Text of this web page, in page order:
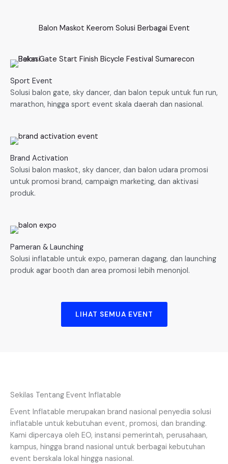
Balon Maskot Keerom Solusi Berbagai Event
Sport Event
Solusi balon gate, sky dancer, dan balon tepuk untuk fun run,
marathon, hingga sport event skala daerah dan nasional.
Brand Activation
Solusi balon maskot, sky dancer, dan balon udara promosi
untuk promosi brand, campaign marketing, dan aktivasi
produk.
Pameran & Launching
Solusi inflatable untuk expo, pameran dagang, dan launching
produk agar booth dan area promosi lebih menonjol.
LIHAT SEMUA EVENT
Sekilas Tentang Event Inflatable
Event Inflatable merupakan brand nasional penyedia solusi
inflatable untuk kebutuhan event, promosi, dan branding.
Kami dipercaya oleh EO, instansi pemerintah, perusahaan,
kampus, hingga brand nasional untuk berbagai kebutuhan
event berskala lokal hingga nasional.